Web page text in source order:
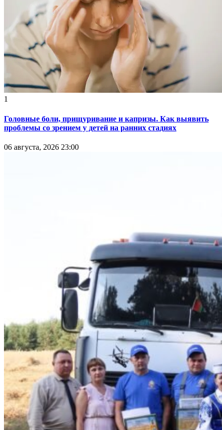
1
Головные боли, прищуривание и капризы. Как выявить
проблемы со зрением у детей на ранних стадиях
06 августа, 2026 23:00